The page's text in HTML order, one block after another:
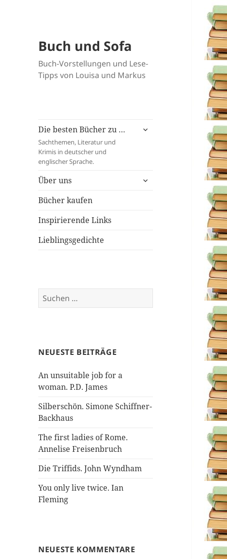
Buch und Sofa
Buch-Vorstellungen und Lese-
Tipps von Louisa und Markus
Die besten Bücher zu …
Sachthemen, Literatur und
Krimis in deutscher und
englischer Sprache.
untermenü
Über uns
untermenü
Bücher kaufen
Inspirierende Links
Lieblingsgedichte
Suchen
nach:
NEUESTE BEITRÄGE
An unsuitable job for a
woman. P.D. James
Silberschön. Simone Schiffner-
Backhaus
The first ladies of Rome.
Annelise Freisenbruch
Die Triffids. John Wyndham
You only live twice. Ian
Fleming
NEUESTE KOMMENTARE